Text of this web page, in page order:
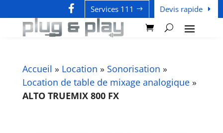
 Services 111 Devis rapide
Accueil » Location » Sonorisation »
Location de table de mixage analogique»
ALTO TRUEMIX 800 FX